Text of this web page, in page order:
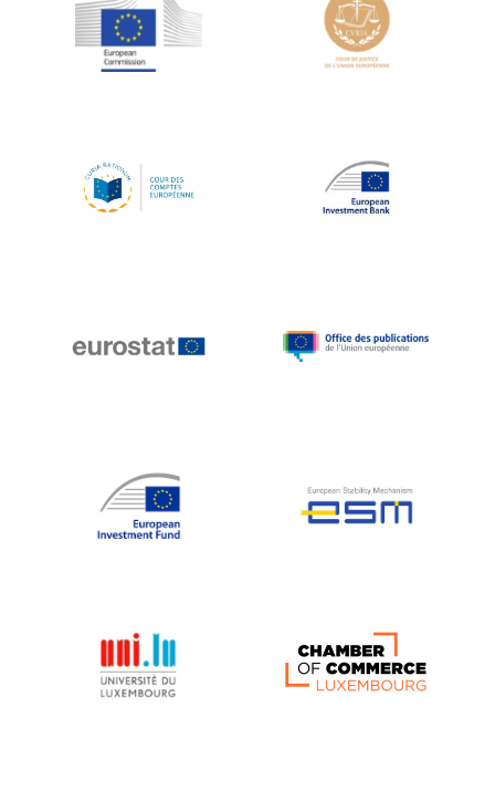
Jean-Louis Schiltz
Jean-Victor Louis
Johnny Åkerholm
Katharien L.C. Hunt
Klaus-Heiner Lehne
Koen LENAERTS
Lars Heikensten
Lucas Papademos
Máire Geoghegan-Quinn